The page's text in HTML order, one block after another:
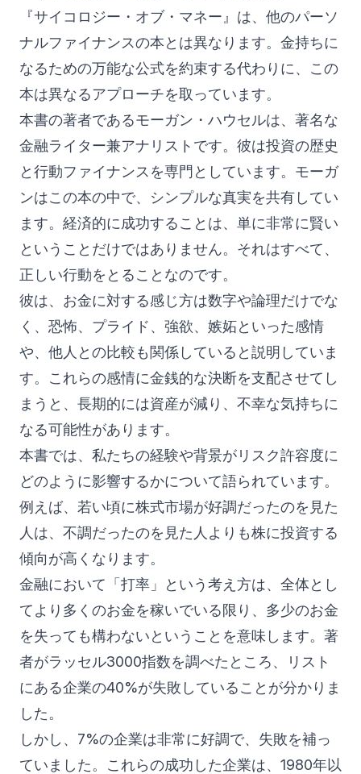
『サイコロジー・オブ・マネー』は、他のパーソ
ナルファイナンスの本とは異なります。金持ちに
なるための万能な公式を約束する代わりに、この
本は異なるアプローチを取っています。
本書の著者であるモーガン・ハウセルは、著名な
金融ライター兼アナリストです。彼は投資の歴史
と行動ファイナンスを専門としています。モーガ
ンはこの本の中で、シンプルな真実を共有してい
ます。経済的に成功することは、単に非常に賢い
ということだけではありません。それはすべて、
正しい行動をとることなのです。
彼は、お金に対する感じ方は数字や論理だけでな
く、恐怖、プライド、強欲、嫉妬といった感情
や、他人との比較も関係していると説明していま
す。これらの感情に金銭的な決断を支配させてし
まうと、長期的には資産が減り、不幸な気持ちに
なる可能性があります。
本書では、私たちの経験や背景がリスク許容度に
どのように影響するかについて語られています。
例えば、若い頃に株式市場が好調だったのを見た
人は、不調だったのを見た人よりも株に投資する
傾向が高くなります。
金融において「打率」という考え方は、全体とし
てより多くのお金を稼いでいる限り、多少のお金
を失っても構わないということを意味します。著
者がラッセル3000指数を調べたところ、リスト
にある企業の40%が失敗していることが分かりま
した。
しかし、7%の企業は非常に好調で、失敗を補っ
ていました。これらの成功した企業は、1980年以